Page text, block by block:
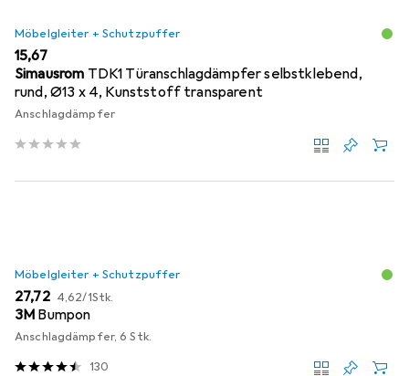
Möbelgleiter + Schutzpuffer
EUR
15,67
Simausrom TDK1 Türanschlagdämpfer selbstklebend,
rund, Ø13 x 4, Kunststoff transparent
Anschlagdämpfer
Möbelgleiter + Schutzpuffer
EUR
27,72 EUR
4,62/1Stk.
3M Bumpon
Anschlagdämpfer, 6 Stk.
130